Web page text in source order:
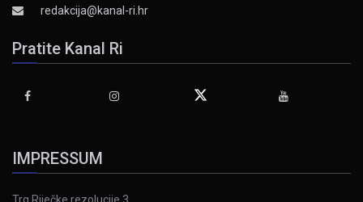
redakcija@kanal-ri.hr
Pratite Kanal Ri
IMPRESSUM